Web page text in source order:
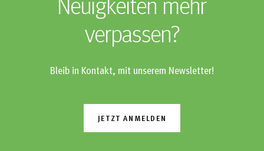
Neuigkeiten mehr
verpassen?
Bleib in Kontakt, mit unserem Newsletter!
JETZT ANMELDEN